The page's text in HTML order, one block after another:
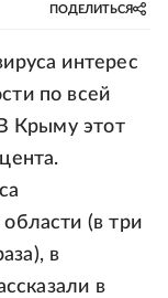
ПОДЕЛИТЬСЯ
интерес
по всей
Крыму этот
(в три
в
в